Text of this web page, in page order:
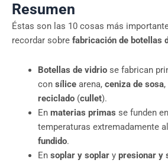
Resumen
Éstas son las 10 cosas más
recordar sobre fabricación de botellas
Botellas de vidriose fabrican
con sílicearena, ceniza de sosa,
reciclado(cullet).
En materias primas se funden
temperaturas extremadamente
fundido.
En soplar y soplary presionar y